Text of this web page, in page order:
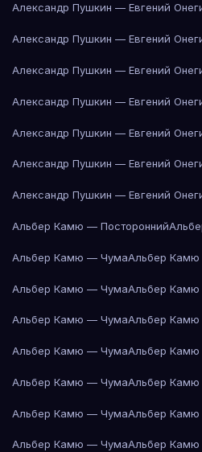
Александр Пушкин — Евгений
Александр Пушкин — Евгений
Александр Пушкин — Евгений
Александр Пушкин — Евгений
Александр Пушкин — Евгений
Александр Пушкин — Евгений
Александр Пушкин — Евгений
Альбер Камю — Посторонний
Альбер Камю — ЧумаАльбер
Альбер Камю — ЧумаАльбер
Альбер Камю — ЧумаАльбер
Альбер Камю — ЧумаАльбер
Альбер Камю — ЧумаАльбер
Альбер Камю — ЧумаАльбер
Альбер Камю — ЧумаАльбер